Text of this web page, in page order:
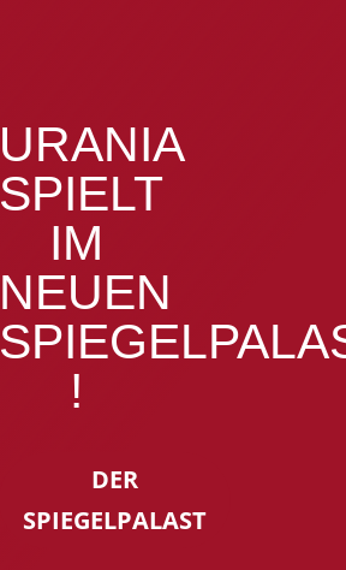
URANIA
SPIELT
IM
NEUEN
!
DER
SPIEGELPALAST